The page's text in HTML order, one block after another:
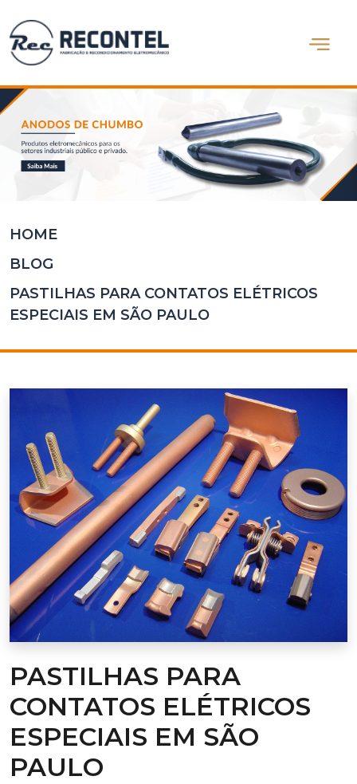
Abrir
Somos
Produtos
HOME
BLOG
PASTILHAS PARA CONTATOS ELÉTRICOS
ESPECIAIS EM SÃO PAULO
PASTILHAS PARA
CONTATOS ELÉTRICOS
ESPECIAIS EM SÃO
PAULO